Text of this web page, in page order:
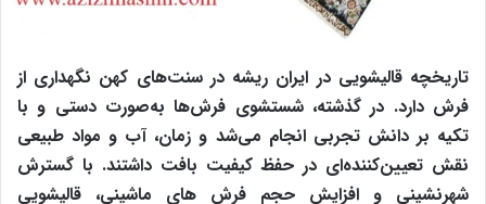
تاریخچه قالیشویی در ایران ریشه در سنت‌های کهن نگهداری از
فرش دارد. در گذشته، شستشوی فرش‌ها به‌صورت دستی و با
تکیه بر دانش تجربی انجام می‌شد و زمان، آب و مواد طبیعی
نقش تعیین‌کننده‌ای در حفظ کیفیت بافت داشتند. با گسترش
شهرنشینی و افزایش حجم فرش‌ های ماشینی، قالیشویی